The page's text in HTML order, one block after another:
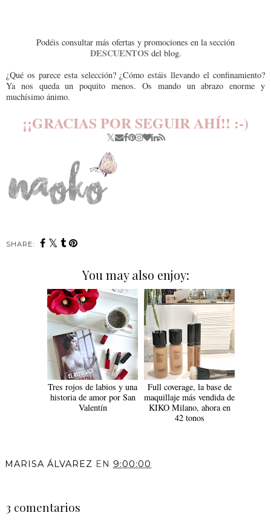
Podéis consultar más ofertas y promociones en la sección
DESCUENTOSdel blog.
¿Qué os parece esta selección? ¿Cómo estáis llevando el confinamiento?
Ya nos queda un poquito menos. Os mando un abrazo enorme y
muchísimo ánimo.
¡¡GRACIAS POR SEGUIR AHÍ!! :-)
SHARE:
You may also enjoy:
Tres rojos de labios y una
historia de amor por San
Valentín
Full coverage, la base de
maquillaje más vendida de
KIKO Milano, ahora en
42 tonos
MARISA ÁLVAREZ EN 9:00:00
3 comentarios